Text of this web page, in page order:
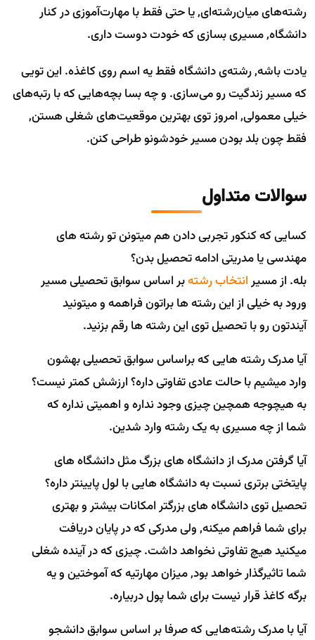
رشته‌های میان‌رشته‌ای, یا حتی فقط با مهارت‌آموزی در کنار
دانشگاه, مسیری بسازی که خودت دوست داری.
یادت باشه, رشته‌ی دانشگاه فقط یه اسم روی کاغذه. این تویی
که مسیر زندگیت رو می‌سازی. و چه بسا بچه‌هایی که با رتبه‌های
خیلی معمولی, امروز توی بهترین موقعیت‌های شغلی هستن,
فقط چون بلد بودن مسیر خودشونو طراحی کنن.
سوالات متداول
کسایی که کنکور تجربی دادن هم میتونن تو رشته های
مهندسی یا مدریتی ادامه تحصیل بدن؟
بله. از مسیرانتخاب رشتهبر اساس سوابق تحصیلی مسیر
ورود به خیلی از این رشته ها براتون فراهمه و میتونید
آیندتون رو با تحصیل توی این رشته ها رقم بزنید.
آیا مدرک رشته هایی که براساس سوابق تحصیلی بهشون
وارد میشیم با حالت عادی تفاوتی داره؟ ارزشش کمتر نیست؟
به هیچوجه همچین چیزی وجود نداره و اهمیتی نداره که
شما از چه مسیری به یک رشته وارد شدین.
آیا گرفتن مدرک از دانشگاه های بزرگ مثل دانشگاه های
پایتختی برتری نسبت به دانشگاه هایی با لول پایینتر داره؟
تحصیل توی دانشگاه های بزرگتر امکانات بیشتر و بهتری
برای شما فراهم میکنه, ولی مدرکی که در پایان دریافت
میکنید هیچ تفاوتی نخواهد داشت. چیزی که در آینده شغلی
شما تاثیرگذار خواهد بود, میزان مهارتیه که آموختین و یه
برگه کاغذ قرار نیست برای شما پول دربیاره.
آیا با مدرک رشته‌هایی که صرفا بر اساس سوابق دانشجو